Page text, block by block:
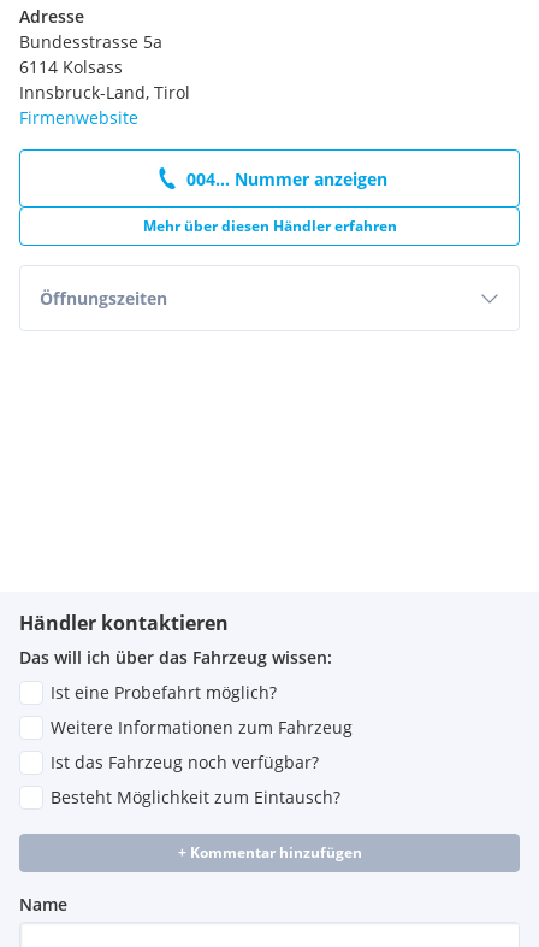
Adresse
Bundesstrasse 5a
6114 Kolsass
Innsbruck-Land, Tirol
Firmenwebsite
004... Nummer anzeigen
Mehr über diesen Händler erfahren
Öffnungszeiten
Händler kontaktieren
Das will ich über das Fahrzeug wissen:
Ist eine Probefahrt möglich?
Weitere Informationen zum Fahrzeug
Ist das Fahrzeug noch verfügbar?
Besteht Möglichkeit zum Eintausch?
+ Kommentar hinzufügen
Name